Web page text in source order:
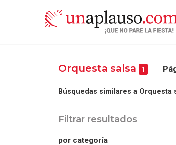
Orquesta salsa 1
Búsquedas similares a Orquesta
Filtrar resultados
por categoría